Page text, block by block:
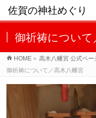
御祈祷について
HOME » 高木八幡宮 公式ペ
御祈祷について／高木八幡宮
佐賀の神社めぐり